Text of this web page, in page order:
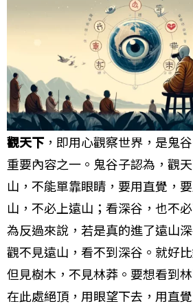
觀天下，即用心觀察世界，是鬼
重要內容之一。鬼谷子認為，觀
山，不能單靠眼睛，要用直覺，
山，不必上遠山；看深谷，也不
為反過來說，若是真的進了遠山
觀不見遠山，看不到深谷。就好
但見樹木，不見林莽。要想看到
在此處絕頂，用眼望下去，用直